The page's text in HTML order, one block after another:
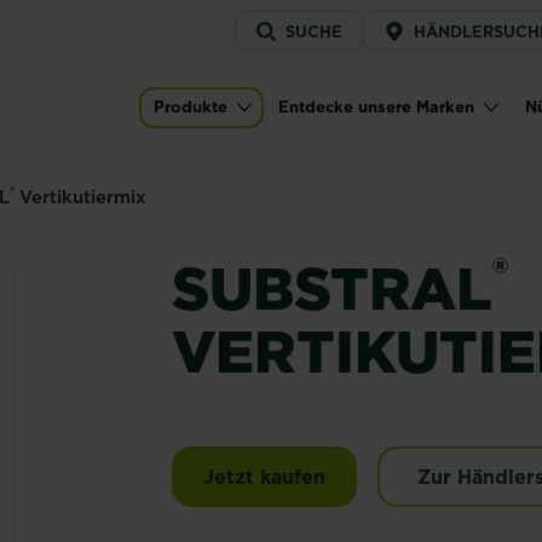
Service
menu
SUCHE
Main navigation
Produkte Entdecke unsere Marken
® Vertikutiermix
SUBSTRAL®
Jetzt kaufen SUBSTRAL®
Zur